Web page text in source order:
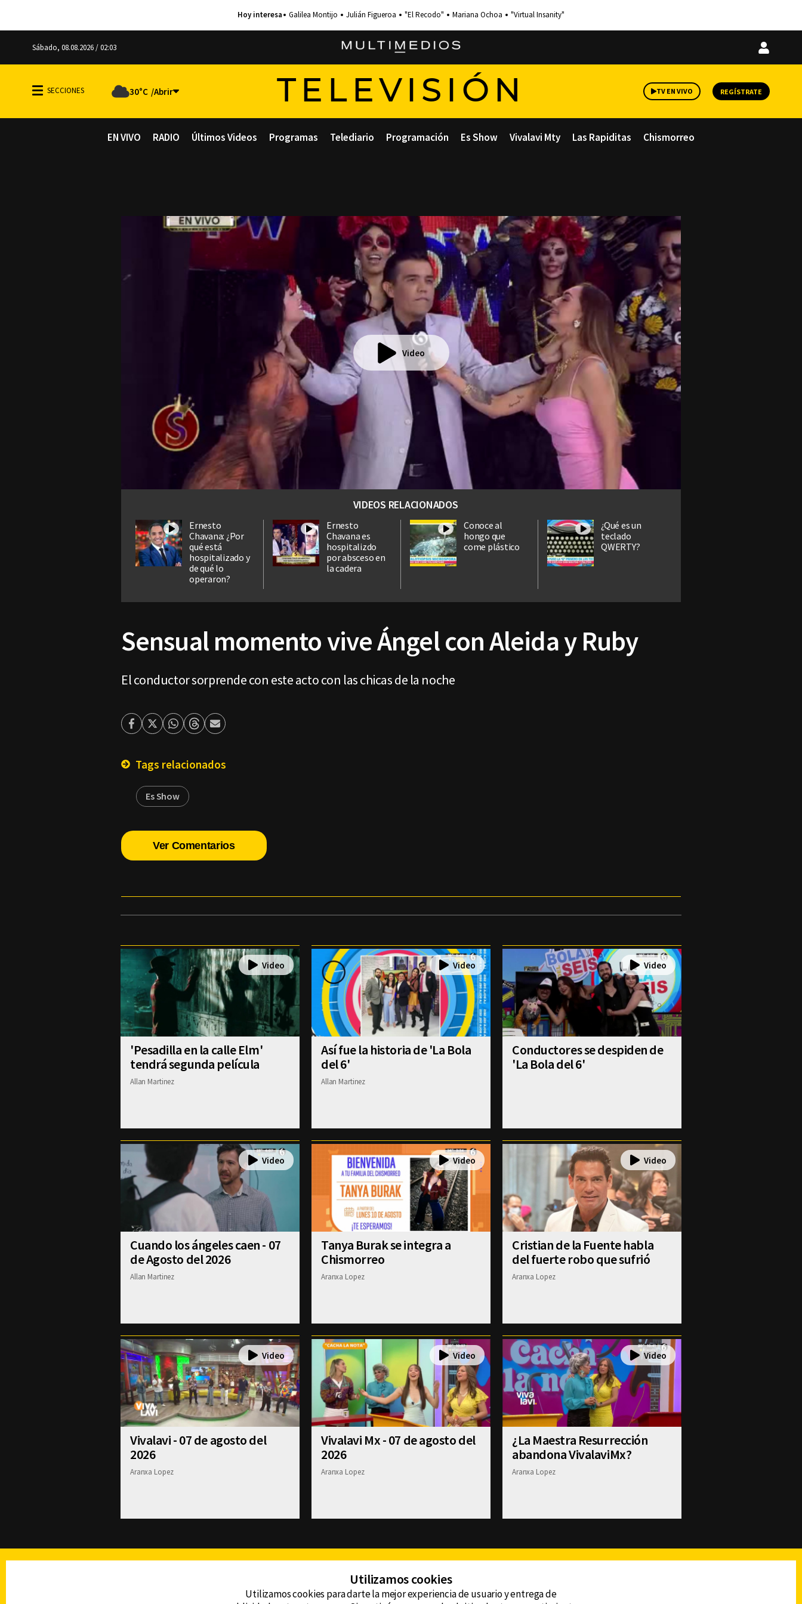
Galilea Montijo Julián Figueroa "El Recodo" Mariana Ochoa "Virtual Insanity"
Sábado, 08.08.2026 / 02:03
Iniciar
30°C TELEVISIÓN TV EN VIVO REGÍSTRATE
EN VIVO RADIO Últimos Videos Programas Telediario Programación Es Show Vivalavi Mty Las Rapiditas Chismorreo
Video
VIDEOS RELACIONADOS
Ernesto
Chavana: ¿Por
qué está
hospitalizado y
de qué lo
operaron?
Ernesto
Chavana es
hospitalizdo
por absceso en
la cadera
Conoce al
hongo que
come plástico
¿Qué es un
teclado
QWERTY?
Sensual momento vive Ángel con Aleida y Ruby
El conductor sorprende con este acto con las chicas de la noche
Facebook
TwitterWhatsapp
ThreadsEnviar
Tags relacionados
Es Show
Ver Comentarios
'Pesadilla en la calle Elm'
tendrá segunda película
Allan Martinez
Así fue la historia de 'La Bola
del 6'
Allan Martinez
Conductores se despiden de
'La Bola del 6'
Cuando los ángeles caen - 07
de Agosto del 2026
Allan Martinez
Tanya Burak se integra a
Chismorreo
Aranxa Lopez
Cristian de la Fuente habla
del fuerte robo que sufrió
Aranxa Lopez
Vivalavi - 07 de agosto del
2026
Aranxa Lopez
Vivalavi Mx - 07 de agosto del
2026
Aranxa Lopez
¿La Maestra Resurrección
abandona VivalaviMx?
Aranxa Lopez
Utilizamos cookies
Utilizamos cookies para darte la mejor experiencia de usuario y entrega de